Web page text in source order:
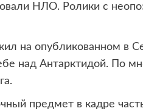
НЛО. Ролики с
на опубликованном в
над Антарктидой. По
предмет в кадре